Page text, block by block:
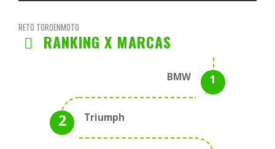
RETO TOROENMOTO
RANKING X MARCAS
BMW
Triumph